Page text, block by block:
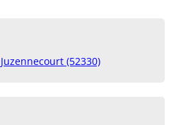
Juzennecourt (52330)